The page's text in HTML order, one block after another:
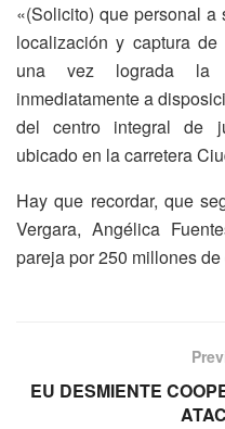
«(Solicito) que personal
localización y captura
una vez lograda la
inmediatamente a
del centro integral de
ubicado en la carretera
Hay que recordar, que
Vergara, Angélica
pareja por 250 millones de
EU DESMIENTE